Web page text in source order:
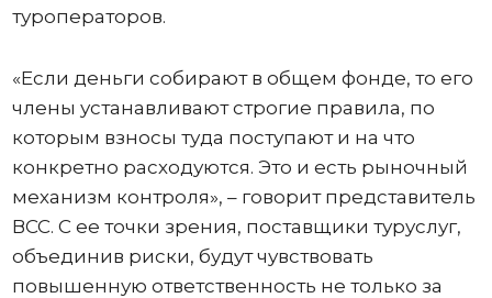
туроператоров.
«Если деньги собирают в общем фонде, то его
члены устанавливают строгие правила, по
которым взносы туда поступают и на что
конкретно расходуются. Это и есть рыночный
механизм контроля», – говорит представитель
ВСС. С ее точки зрения, поставщики туруслуг,
объединив риски, будут чувствовать
повышенную ответственность не только за